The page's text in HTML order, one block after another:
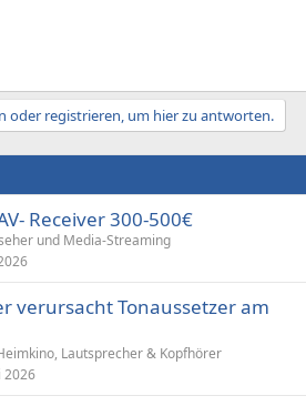
oder registrieren, um hier zu antworten.
Receiver 300-500€
und Media-Streaming
verursacht Tonaussetzer am
Lautsprecher & Kopfhörer
2026